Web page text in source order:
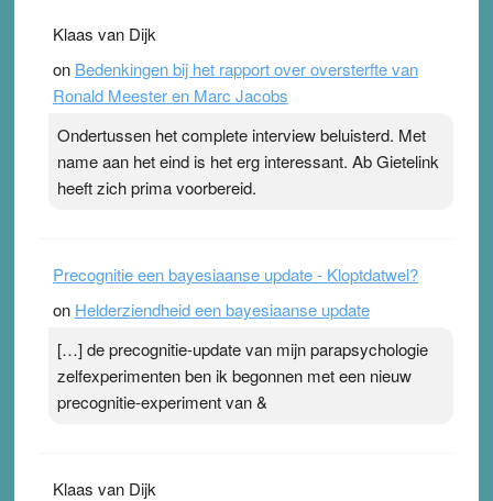
topsporters. Ze hopen ermee hun hartslag te verlagen
terwijl ze meer zuurstof opnemen. Daarop heeft zo’n
pleister geen effect. Maar het gevoel ‘makkelijker te
Pleisterplakkers in de topspsort ›[...]
Klaas van Dijk
on Bedenkingen bij het rapport over oversterfte van
Ronald Meester en Marc Jacobs
Ondertussen het complete interview beluisterd. Met
name aan het eind is het erg interessant. Ab Gietelink
heeft zich prima voorbereid.
Precognitie een bayesiaanse update - Kloptdatwel?
on Helderziendheid een bayesiaanse update
[…] de precognitie-update van mijn parapsychologie
zelfexperimenten ben ik begonnen met een nieuw
precognitie-experiment van &
Klaas van Dijk